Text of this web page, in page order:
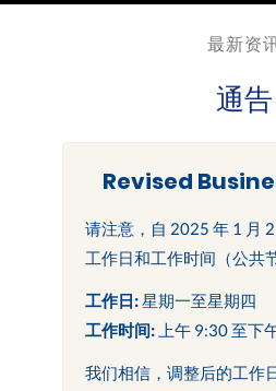
最新资
通告
Revised
请注意，自 2025 年 1 月
工作日和工作时间（公共
工作日:星期一至星期四
工作时间: 上午 9:30 至下
我们相信，调整后的工作